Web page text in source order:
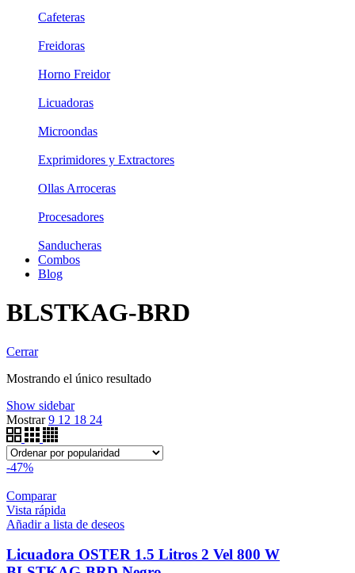
Cafeteras
Freidoras
Horno Freidor
Licuadoras
Microondas
Exprimidores y Extractores
Ollas Arroceras
Procesadores
Sanducheras
Combos
Blog
BLSTKAG-BRD
Cerrar
Mostrando el único resultado
Show sidebar
Mostrar9 12 18 24
-47%
Comparar
Vista rápida
Añadir a lista de deseos
Licuadora OSTER 1.5 Litros 2 Vel 800 W